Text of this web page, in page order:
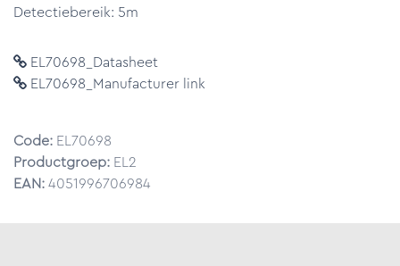
Detectiebereik: 5m
EL70698_Datasheet
EL70698_Manufacturer link
Code: EL70698
Productgroep: EL2
EAN: 4051996706984